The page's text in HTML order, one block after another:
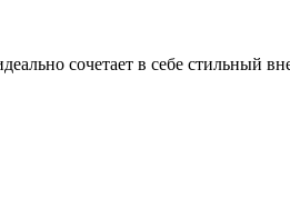
сочетает в себе стильный